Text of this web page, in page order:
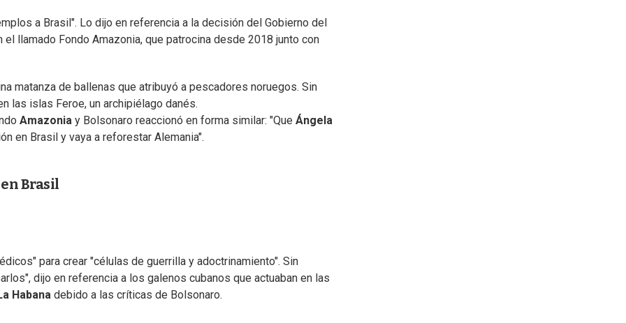
a Brasil". Lo dijo en referencia a la decisión del Gobierno del
llamado Fondo Amazonia, que patrocina desde 2018 junto con
matanza de ballenas que atribuyó a pescadores noruegos. Sin
las islas Feroe, un archipiélago danés.
Amazonia y Bolsonaro reaccionó en forma similar: "Que Ángela
en Brasil y vaya a reforestar Alemania".
Brasil
para crear "células de guerrilla y adoctrinamiento". Sin
dijo en referencia a los galenos cubanos que actuaban en las
Habana debido a las críticas de Bolsonaro.